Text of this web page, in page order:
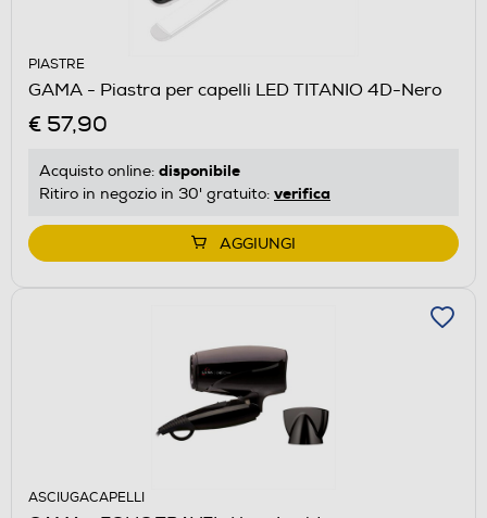
PIASTRE
GAMA - Piastra per capelli LED TITANIO 4D-Nero
€ 57,90
Acquisto online: disponibile
Ritiro in negozio in 30' gratuito: verifica
AGGIUNGI
ASCIUGACAPELLI